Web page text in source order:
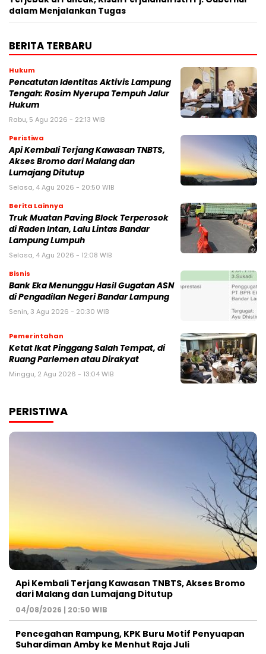
dalam Menjalankan Tugas
BERITA TERBARU
Hukum
Pencatutan Identitas Aktivis Lampung
Tengah: Rosim Nyerupa Tempuh Jalur
Hukum
Rabu, 5 Agu 2026 - 22:13 WIB
Peristiwa
Api Kembali Terjang Kawasan TNBTS,
Akses Bromo dari Malang dan
Lumajang Ditutup
Selasa, 4 Agu 2026 - 20:50 WIB
Berita Lainnya
Truk Muatan Paving Block Terperosok
di Raden Intan, Lalu Lintas Bandar
Lampung Lumpuh
Selasa, 4 Agu 2026 - 12:08 WIB
Bisnis
Bank Eka Menunggu Hasil Gugatan ASN
di Pengadilan Negeri Bandar Lampung
Senin, 3 Agu 2026 - 20:30 WIB
Pemerintahan
Ketat Ikat Pinggang Salah Tempat, di
Ruang Parlemen atau Dirakyat
Minggu, 2 Agu 2026 - 13:04 WIB
PERISTIWA
Api Kembali Terjang Kawasan TNBTS, Akses Bromo
dari Malang dan Lumajang Ditutup
04/08/2026 | 20:50 WIB
Pencegahan Rampung, KPK Buru Motif Penyuapan
Suhardiman Amby ke Menhut Raja Juli